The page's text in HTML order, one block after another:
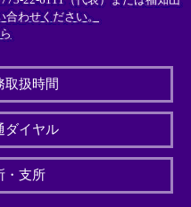
わせください。
取扱時間
ダイヤル
・支所